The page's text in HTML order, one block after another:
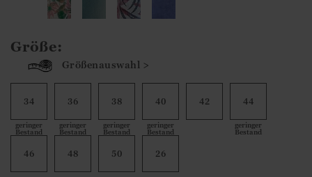
Größe:
Größenauswahl >
34
geringer
Bestand
36
geringer
Bestand
38
geringer
Bestand
40
geringer
Bestand
42 44
geringer
Bestand
46 48 50 26